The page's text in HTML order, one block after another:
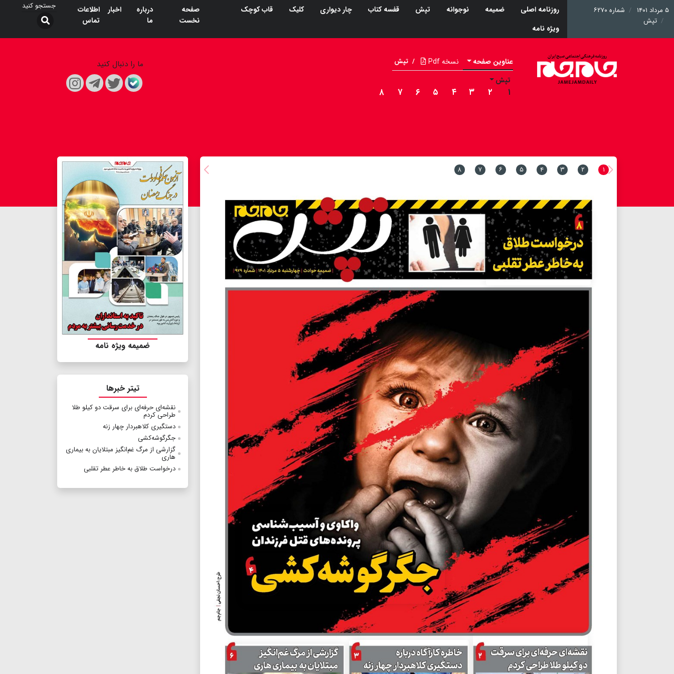
۵ مرداد ۱۴۰۱
شماره ۶۲۷۰
تپش
روزنامه اصلی ضمیمه نوجوانه تپش قفسه کتاب چار دیواری کلیک
قاب کوچک
ویژه نامه
صفحه
نخست
درباره
ما
اخبار
اطلاعات
تماس
عناوین صفحه نسخه Pdf / تپش
تپش
۱ ۲ ۳ ۴ ۵ ۶ ۷ ۸
ما را دنبال کنید
۱ ۲ ۳ ۴ ۵ ۶ ۷ ۸
ضمیمه ویژه نامه
تیتر خبرها
نقشه‌ای حرفه‌ای برای سرقت دو کیلو طلا
طراحی کردم
دستگیری کلاهبردار چهار زنه
جگرگوشه‌کشی
گزارشی از مرگ غم‌انگیز مبتلایان به بیماری
هاری
درخواست طلاق به خاطر عطر تقلبی